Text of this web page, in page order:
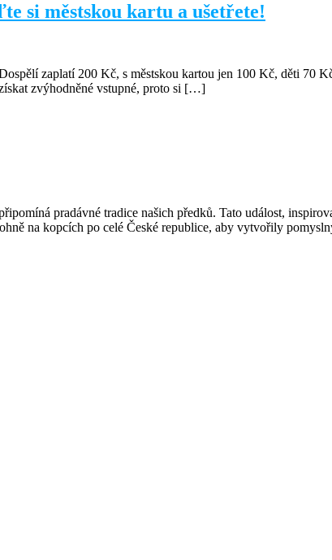
si městskou kartu a ušetřete!
zaplatí 200 Kč, s městskou kartou jen 100 Kč, děti 70
zvýhodněné vstupné, proto si […]
pradávné tradice našich předků. Tato událost,
na kopcích po celé České republice, aby vytvořily